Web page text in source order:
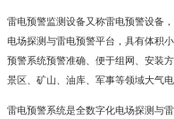
雷电预警监测设备又称雷电预警设备
电场探测与雷电预警平台，具有体积
预警系统预警准确、便于组网、安装
景区、矿山、油库、军事等领域大气
雷电预警系统是全数字化电场探测与